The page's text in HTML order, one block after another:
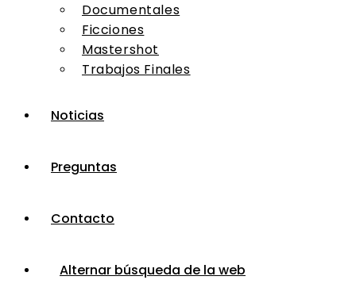
Documentales
Ficciones
Mastershot
Trabajos Finales
Noticias
Preguntas
Contacto
Alternar búsqueda de la web